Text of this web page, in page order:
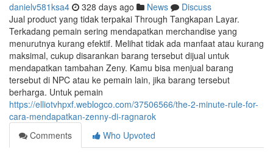
danielv581ksa4 328 days ago News
Discuss
Jual product yang tidak terpakai Through Tangkapan Layar.
Terkadang pemain sering mendapatkan merchandise yang
menurutnya kurang efektif. Melihat tidak ada manfaat atau kurang
maksimal, cukup disarankan barang tersebut dijual untuk
mendapatkan tambahan Zeny. Kamu bisa menjual barang
tersebut di NPC atau ke pemain lain, jika barang tersebut
berharga. Untuk pemain
https://elliotvhpxf.weblogco.com/37506566/the-2-minute-rule-for-
cara-mendapatkan-zenny-di-ragnarok
Comments
Who Upvoted